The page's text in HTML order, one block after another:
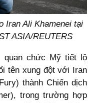
Iran Ali Khamenei tại
ASIA/REUTERS
quan chức Mỹ tiết lộ
tên xung đột với Iran
thành Chiến dịch
trong trường hợp